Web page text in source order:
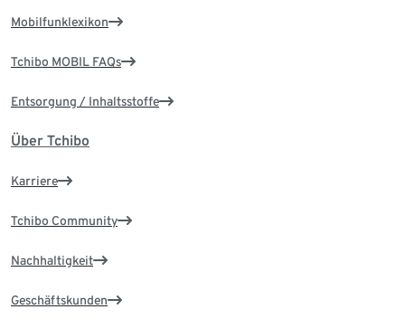
Mobilfunklexikon
Tchibo MOBIL FAQs
Entsorgung / Inhaltsstoffe
Über Tchibo
Karriere
Tchibo Community
Nachhaltigkeit
Geschäftskunden